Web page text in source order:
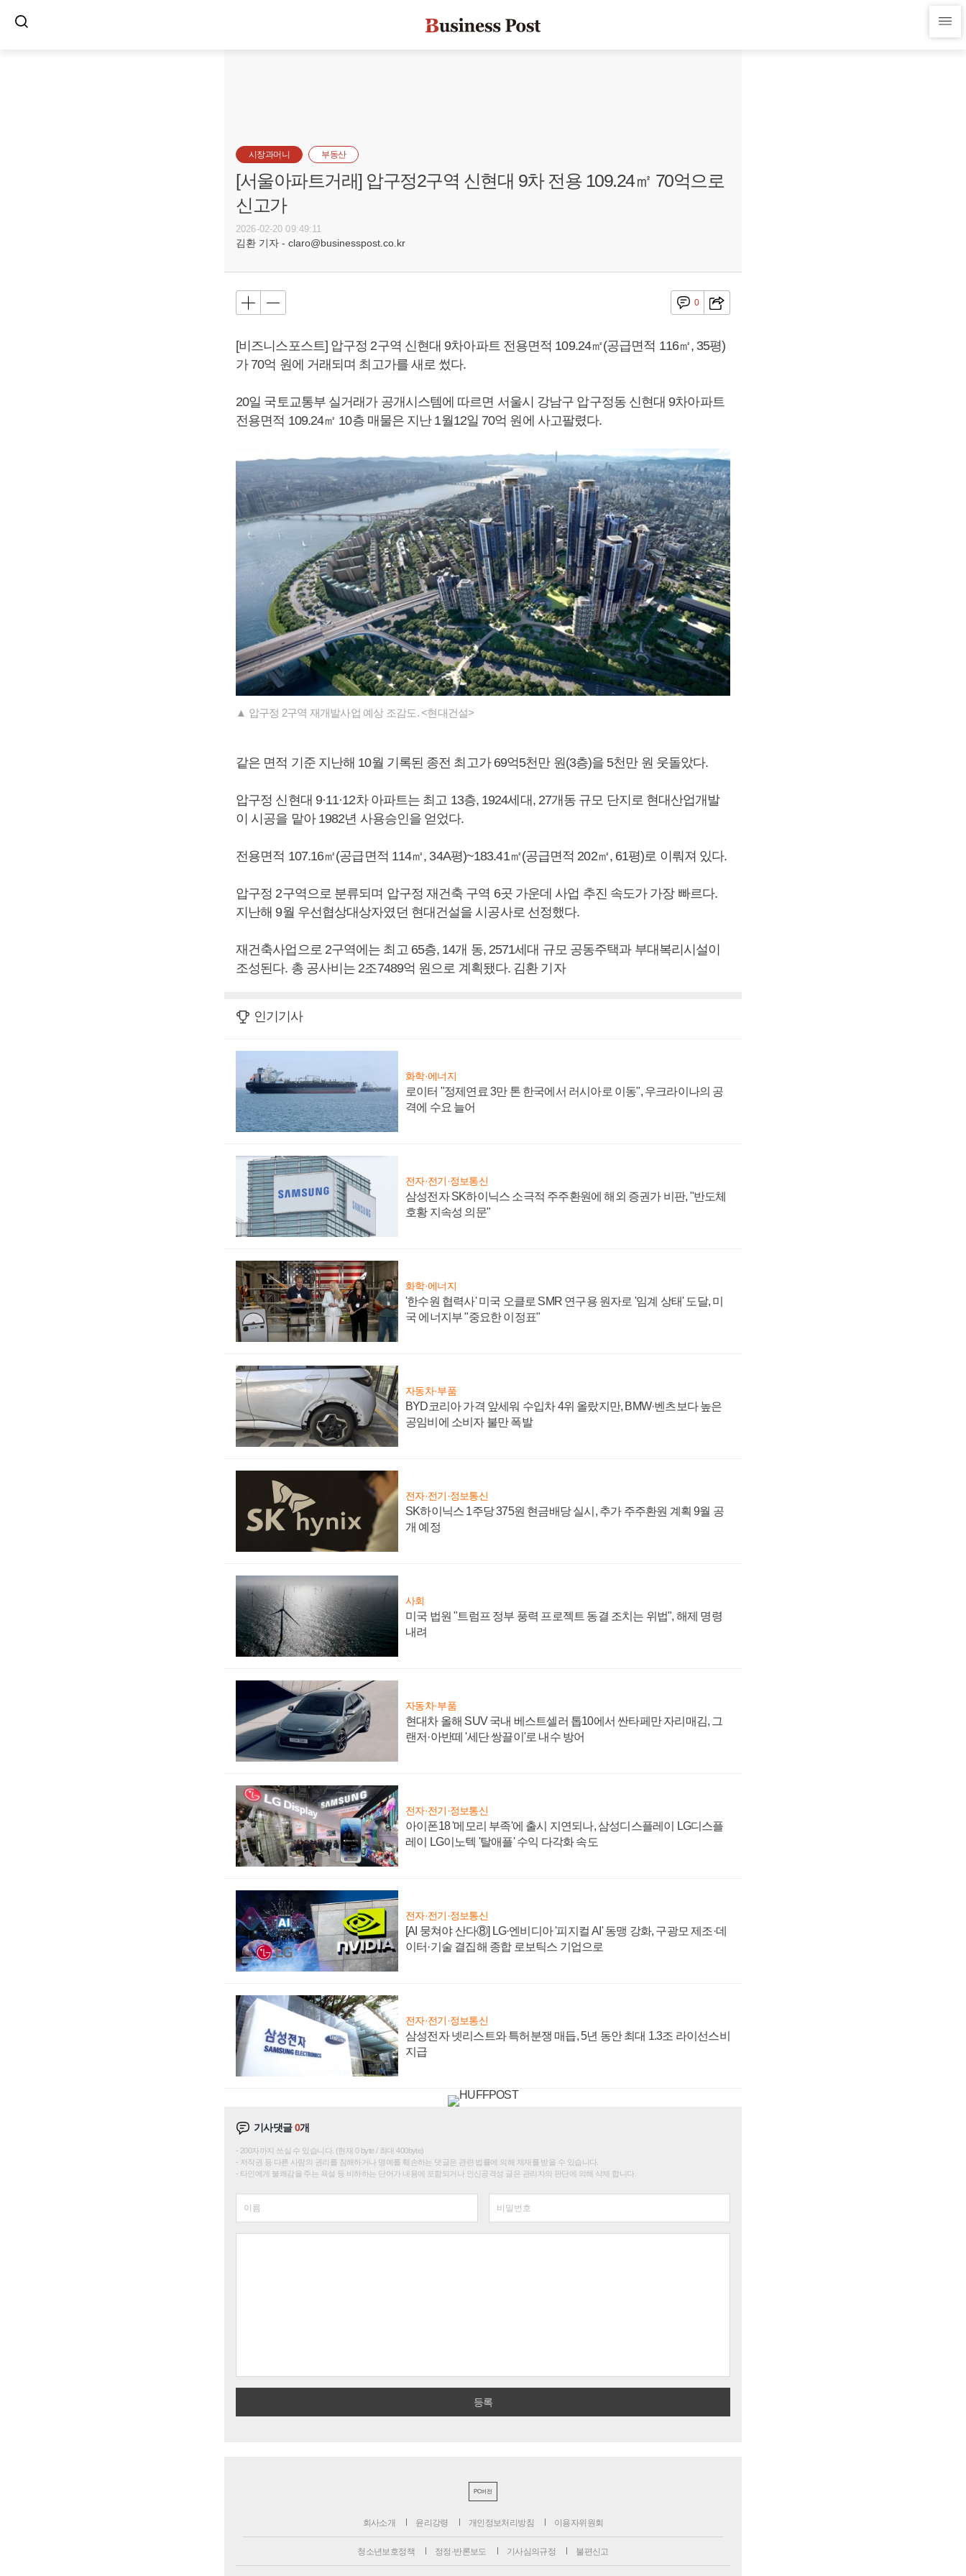
시장과머니 부동산
[서울아파트거래] 압구정2구역 신현대 9차 전용 109.24㎡ 70억으로
신고가
2026-02-20 09:49:11
김환 기자 - claro@businesspost.co.kr
0
[비즈니스포스트] 압구정 2구역 신현대 9차아파트 전용면적 109.24㎡(공급면적 116㎡, 35평)
가 70억 원에 거래되며 최고가를 새로 썼다.
20일 국토교통부 실거래가 공개시스템에 따르면 서울시 강남구 압구정동 신현대 9차아파트
전용면적 109.24㎡ 10층 매물은 지난 1월12일 70억 원에 사고팔렸다.
▲ 압구정 2구역 재개발사업 예상 조감도. <현대건설>
같은 면적 기준 지난해 10월 기록된 종전 최고가 69억5천만 원(3층)을 5천만 원 웃돌았다.
압구정 신현대 9·11·12차 아파트는 최고 13층, 1924세대, 27개동 규모 단지로 현대산업개발
이 시공을 맡아 1982년 사용승인을 얻었다.
전용면적 107.16㎡(공급면적 114㎡, 34A평)~183.41㎡(공급면적 202㎡, 61평)로 이뤄져 있다.
압구정 2구역으로 분류되며 압구정 재건축 구역 6곳 가운데 사업 추진 속도가 가장 빠르다.
지난해 9월 우선협상대상자였던 현대건설을 시공사로 선정했다.
재건축사업으로 2구역에는 최고 65층, 14개 동, 2571세대 규모 공동주택과 부대복리시설이
조성된다. 총 공사비는 2조7489억 원으로 계획됐다. 김환 기자
인기기사
화학·에너지
로이터 "정제연료 3만 톤 한국에서 러시아로 이동", 우크라이나의 공
격에 수요 늘어
전자·전기·정보통신
삼성전자 SK하이닉스 소극적 주주환원에 해외 증권가 비판, "반도체
호황 지속성 의문"
화학·에너지
'한수원 협력사' 미국 오클로 SMR 연구용 원자로 '임계 상태' 도달, 미
국 에너지부 "중요한 이정표"
자동차·부품
BYD코리아 가격 앞세워 수입차 4위 올랐지만, BMW·벤츠보다 높은
공임비에 소비자 불만 폭발
전자·전기·정보통신
SK하이닉스 1주당 375원 현금배당 실시, 추가 주주환원 계획 9월 공
개 예정
사회
미국 법원 "트럼프 정부 풍력 프로젝트 동결 조치는 위법", 해제 명령
내려
자동차·부품
현대차 올해 SUV 국내 베스트셀러 톱10에서 싼타페만 자리매김, 그
랜저·아반떼 '세단 쌍끌이'로 내수 방어
전자·전기·정보통신
아이폰18 '메모리 부족'에 출시 지연되나, 삼성디스플레이 LG디스플
레이 LG이노텍 '탈애플' 수익 다각화 속도
전자·전기·정보통신
[AI 뭉쳐야 산다⑧] LG·엔비디아 '피지컬 AI' 동맹 강화, 구광모 제조·데
이터·기술 결집해 종합 로보틱스 기업으로
전자·전기·정보통신
삼성전자 넷리스트와 특허분쟁 매듭, 5년 동안 최대 1.3조 라이선스비
지급
기사댓글0개
200자까지 쓰실 수 있습니다. (현재 0 byte / 최대 400byte)
저작권 등 다른 사람의 권리를 침해하거나 명예를 훼손하는 댓글은 관련 법률에 의해 제재를 받을 수 있습니다.
타인에게 불쾌감을 주는 욕설 등 비하하는 단어가 내용에 포함되거나 인신공격성 글은 관리자의 판단에 의해 삭제 합니다.
PC버전
회사소개 윤리강령 개인정보처리방침 이용자위원회
청소년보호정책 정정·반론보도 기사심의규정 불편신고